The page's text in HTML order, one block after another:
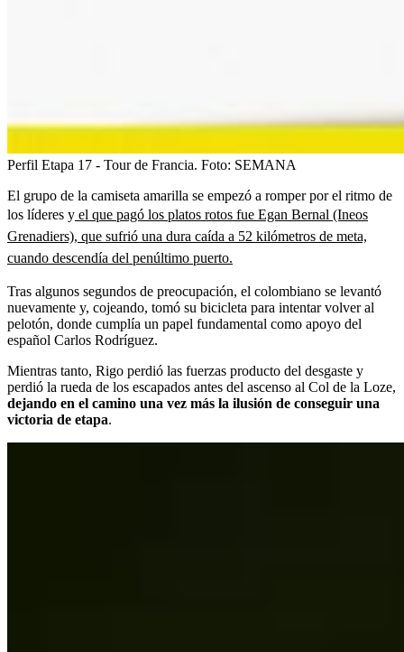
Perfil Etapa 17 - Tour de Francia. Foto: SEMANA
El grupo de la camiseta amarilla se empezó a romper por el ritmo de
los líderes y el que pagó los platos rotos fue Egan Bernal (Ineos
Grenadiers), que sufrió una dura caída a 52 kilómetros de meta,
cuando descendía del penúltimo puerto.
Tras algunos segundos de preocupación, el colombiano se levantó
nuevamente y, cojeando, tomó su bicicleta para intentar volver al
pelotón, donde cumplía un papel fundamental como apoyo del
español Carlos Rodríguez.
Mientras tanto, Rigo perdió las fuerzas producto del desgaste y
perdió la rueda de los escapados antes del ascenso al Col de la Loze,
dejando en el camino una vez más la ilusión de conseguir una
victoria de etapa.